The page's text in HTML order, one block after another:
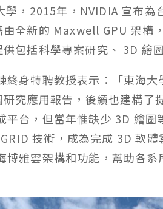
學，2015年，NVIDIA 宣布為
全新的 Maxwell GPU 架構
包括科學專案研究、 3D 繪
終身特聘教授表示：「東海
究應用報告，後續也建構了
平台，但當年惟缺少 3D 繪圖
技術，成為完成 3D 軟
博雅雲架構和功能，幫助各